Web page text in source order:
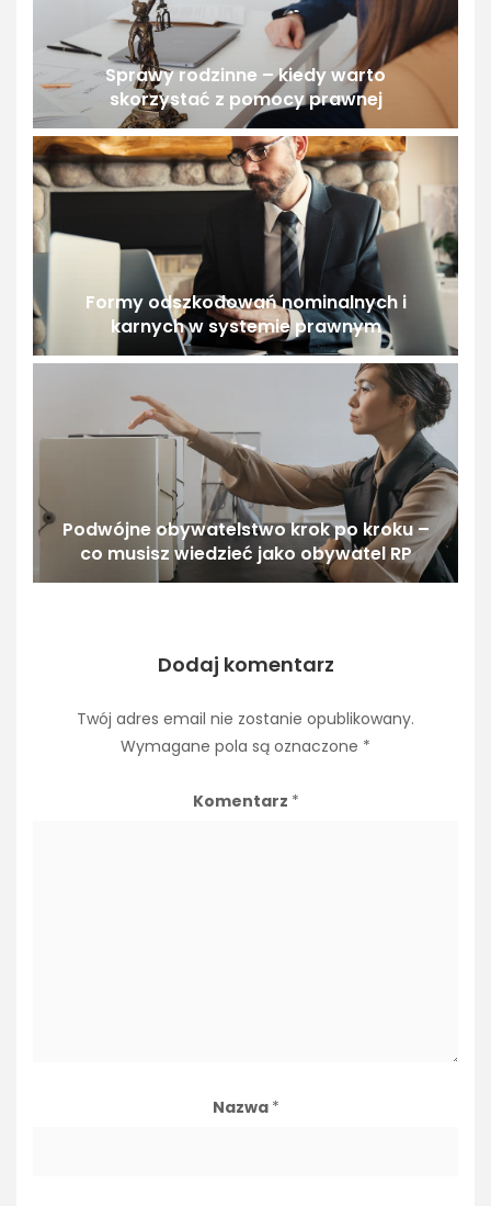
Sprawy rodzinne – kiedy warto
skorzystać z pomocy prawnej
Formy odszkodowań nominalnych i
karnych w systemie prawnym
Podwójne obywatelstwo krok po kroku –
co musisz wiedzieć jako obywatel RP
Dodaj komentarz
Twój adres email nie zostanie opublikowany.
Wymagane pola są oznaczone *
Komentarz *
Nazwa *